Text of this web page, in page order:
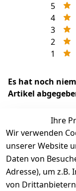
5
4
3
2
1
Es hat noch
Artikel
EU-
Ihre
Wir verwenden
unserer Website
Daten von
Adresse), um z.B.
von